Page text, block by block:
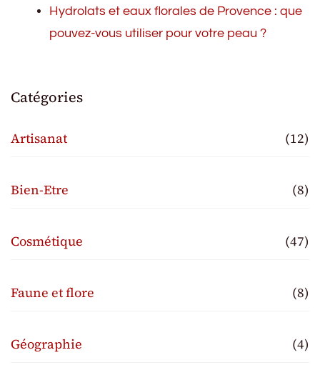
Hydrolats et eaux florales de Provence : que
pouvez-vous utiliser pour votre peau ?
Catégories
Artisanat (12)
Bien-Etre (8)
Cosmétique (47)
Faune et flore (8)
Géographie (4)